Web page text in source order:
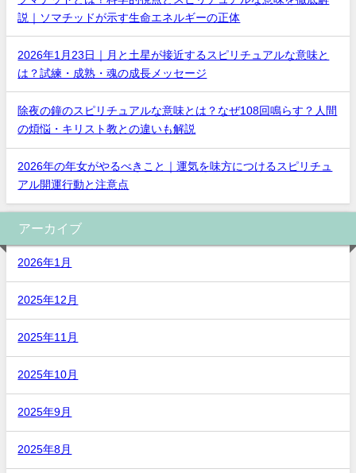
説｜ソマチッドが示す生命エネルギーの正体
2026年1月23日｜月と土星が接近するスピリチュアルな意味と
は？試練・成熟・魂の成長メッセージ
除夜の鐘のスピリチュアルな意味とは？なぜ108回鳴らす？人間
の煩悩・キリスト教との違いも解説
2026年の年女がやるべきこと｜運気を味方につけるスピリチュ
アル開運行動と注意点
アーカイブ
2026年1月
2025年12月
2025年11月
2025年10月
2025年9月
2025年8月